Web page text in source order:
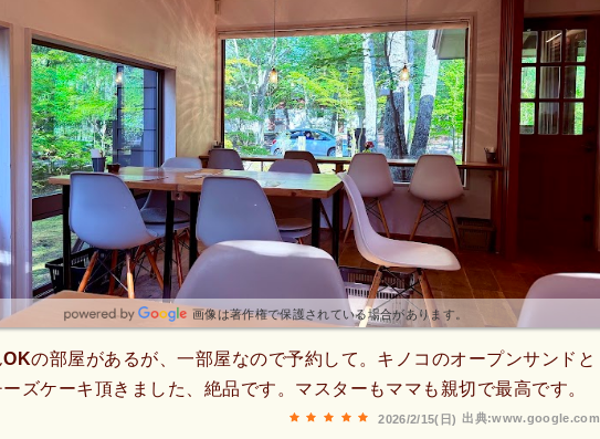
画像は著作権で保護されている場合があります。
OKの部屋があるが、一部屋なので予約して。キノコのオープンサンドと
ーズケーキ頂きました、絶品です。マスターもママも親切で最高です。
出典:www.google.com
2026/2/15(日)